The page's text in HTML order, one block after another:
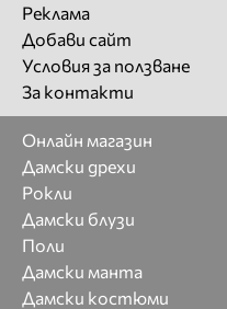
Реклама
Добави сайт
Условия за ползване
За контакти
Онлайн магазин
Дамски дрехи
Рокли
Дамски блузи
Поли
Дамски манта
Дамски костюми